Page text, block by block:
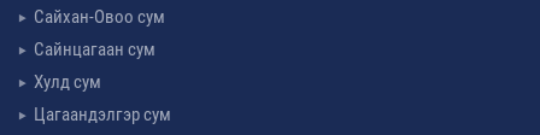
Сайхан-Овоо сум
Сайнцагаан сум
Хулд сум
Цагаандэлгэр сум